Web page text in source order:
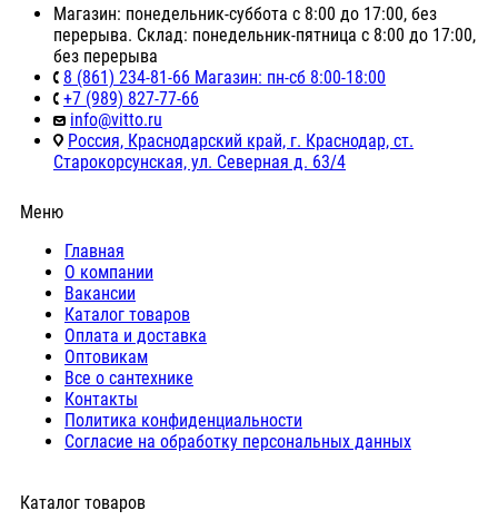
Магазин: понедельник-суббота с 8:00 до 17:00, без
перерыва. Склад: понедельник-пятница с 8:00 до 17:00,
без перерыва
8 (861) 234-81-66 Магазин: пн-сб 8:00-18:00
+7 (989) 827-77-66
info@vitto.ru
Россия, Краснодарский край, г. Краснодар, ст.
Старокорсунская, ул. Северная д. 63/4
Меню
Главная
О компании
Вакансии
Каталог товаров
Оплата и доставка
Оптовикам
Все о сантехнике
Контакты
Политика конфиденциальности
Согласие на обработку персональных данных
Каталог товаров